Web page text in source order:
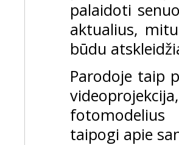
palaidoti
aktualius,
būdu
Parodoje taip
fotomodelius
taipogi apie